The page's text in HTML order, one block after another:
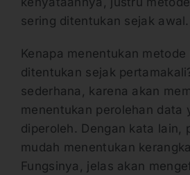
sering ditentukan sejak awal.
Kenapa menentukan
ditentukan sejak
sederhana, karena akan
menentukan perolehan data
diperoleh. Dengan kata lain,
mudah menentukan
Fungsinya, jelas akan